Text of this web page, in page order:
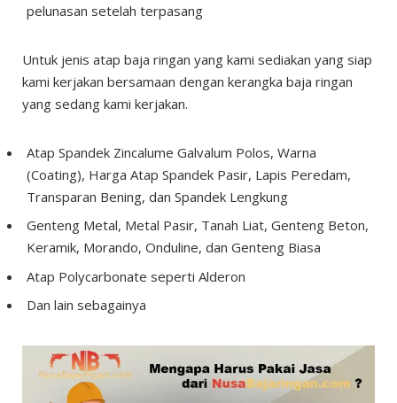
pelunasan setelah terpasang
Untuk jenis atap baja ringan yang kami sediakan yang siap
kami kerjakan bersamaan dengan kerangka baja ringan
yang sedang kami kerjakan.
Atap Spandek Zincalume Galvalum Polos, Warna
(Coating), Harga Atap Spandek Pasir, Lapis Peredam,
Transparan Bening, dan Spandek Lengkung
Genteng Metal, Metal Pasir, Tanah Liat, Genteng Beton,
Keramik, Morando, Onduline, dan Genteng Biasa
Atap Polycarbonate seperti Alderon
Dan lain sebagainya